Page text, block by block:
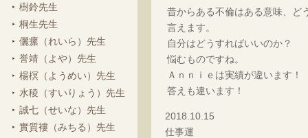
樹鈴先生
桐生先生
儷瘰（れいら）先生
誉靖（よや）先生
楊榠（ようめい）先生
水稜（すいりょう）先生
誠七（せいな）先生
實質褸（みちる）先生
昔からある不倫はある意味、ど
言えます。
自分はどうすればいいのか？
悩むものですね。
Ａｎｎｉｅは実績が違います！
答えも違います！
2018.10.15
仕事運